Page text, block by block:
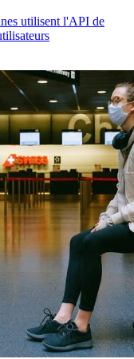
utilisent l'API de